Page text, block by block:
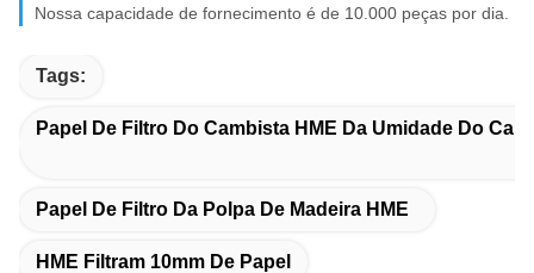
Nossa capacidade de fornecimento é de 10.000 peças por dia.
Tags:
Papel De Filtro Do Cambista HME Da Umidade Do
Papel De Filtro Da Polpa De Madeira HME
HME Filtram 10mm De Papel